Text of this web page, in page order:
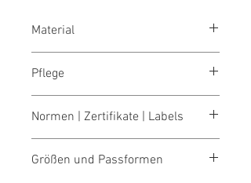
Material
Pflege
Normen | Zertifikate | Labels
Größen und Passformen